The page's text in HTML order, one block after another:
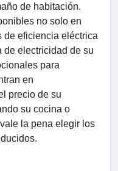
de habitación.
no solo en
de eficiencia eléctrica
de electricidad de su
para
en
precio de su
su cocina o
la pena elegir los